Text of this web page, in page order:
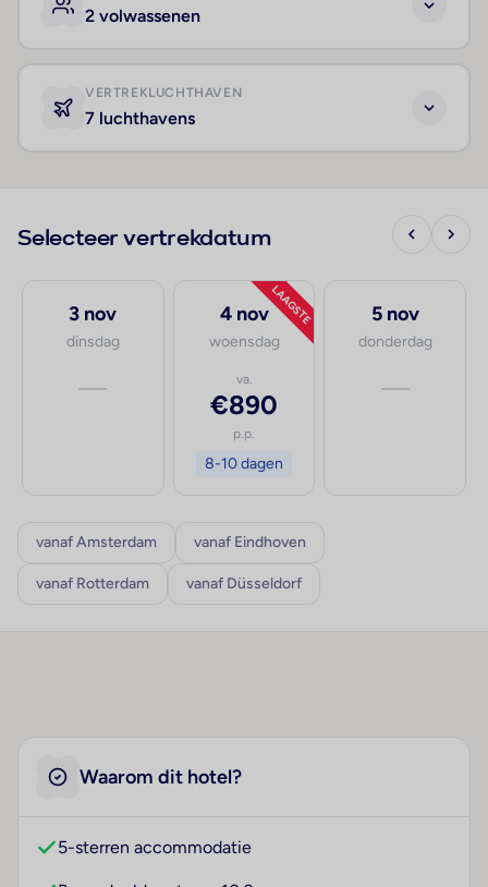
2 volwassenen
VERTREKLUCHTHAVEN
7 luchthavens
Selecteer vertrekdatum
3 nov
dinsdag
—
LAAGSTE
4 nov
woensdag
va.
€890
p.p.
8-10 dagen
5 nov
donderdag
—
vanaf Amsterdam vanaf Eindhoven
vanaf Rotterdam vanaf Düsseldorf
Waarom dit hotel?
5-sterren accommodatie